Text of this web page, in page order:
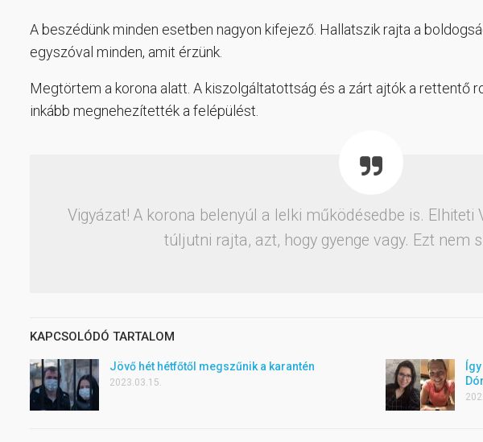
A beszédünk minden esetben nagyon kifejező. Hallatszik rajta a
egyszóval minden, amit érzünk.
Megtörtem a korona alatt. A kiszolgáltatottság és a zárt ajtók a rettentő
inkább megnehezítették a felépülést.
Vigyázat! A korona belenyúl a lelki működésedbe is. Elhiteti
túljutni rajta, azt, hogy gyenge vagy. Ezt nem
KAPCSOLÓDÓ TARTALOM
Jövő hét hétfőtől megszűnik a karantén
2023.03.15.